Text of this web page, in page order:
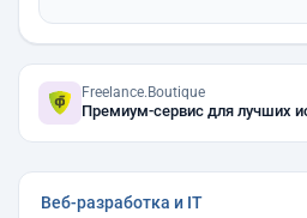
Freelance.Boutique
Премиум-сервис для лучших
Веб-разработка и IT